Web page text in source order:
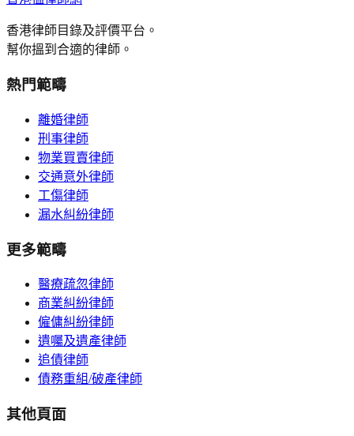
香港律師目錄及評價平台。
幫你搵到合適的律師。
熱門範疇
離婚律師
刑事律師
物業買賣律師
交通意外律師
工傷律師
漏水糾紛律師
更多範疇
醫療疏忽律師
商業糾紛律師
僱傭糾紛律師
遺囑及遺產律師
追債律師
債務重組/破產律師
其他頁面